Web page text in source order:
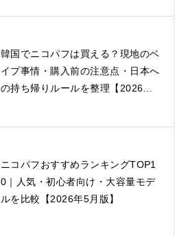
韓国でニコパフは買える？現地のベ
イプ事情・購入前の注意点・日本へ
の持ち帰りルールを整理【2026年
ニコパフおすすめランキングTOP1
0｜人気・初心者向け・大容量モデ
ルを比較【2026年5月版】